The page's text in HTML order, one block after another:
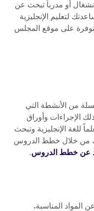
أو مدرباً تبحث عن
لتعليم الإنجليزية
على موقع المجلس
من الأنشطة التي
الإجراءات وأوراق
للغة الإنجليزية وتبحث
من خلال خطط الدروس
عن خطط الدروس.
المواد المناسبة،